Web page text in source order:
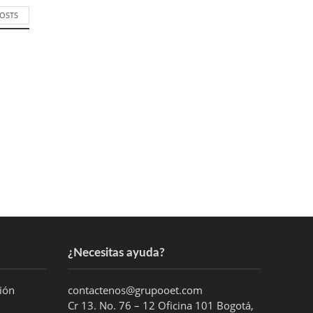
¿Necesitas ayuda?
contactenos@grupooet.com
Cr 13. No. 76 – 12 Oficina 101 Bogotá,